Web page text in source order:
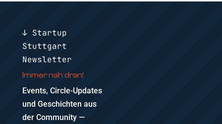
↓ Startup
Stuttgart
Newsletter
Immer nah dran!
Events, Circle-Updates
und Geschichten aus
der Community —